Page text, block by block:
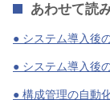
あわせて読
● システム導入後
● システム導入後
● 構成管理の自動